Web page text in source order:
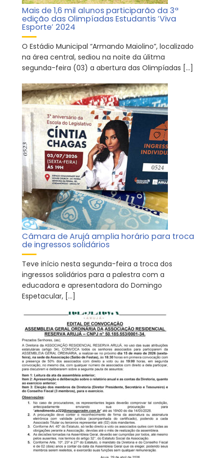
Mais de 1,6 mil alunos participarão da 3ª
edição das Olimpíadas Estudantis ‘Viva
Esporte’ 2024
O Estádio Municipal “Armando Maiolino”, localizado
na área central, sediou na noite da úlitma
segunda-feira (03) a abertura das Olimpíadas […]
Câmara de Arujá amplia horário para troca
de ingressos solidários
Teve início nesta segunda-feira a troca dos
ingressos solidários para a palestra com a
educadora e apresentadora do Domingo
Espetacular, […]